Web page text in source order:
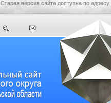
Старая версия сайта доступна по адресу